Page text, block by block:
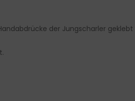
der Jungscharler geklebt